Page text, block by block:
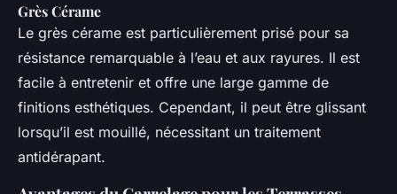
Grès Cérame
Le grès cérame est particulièrement prisé pour sa
résistance remarquable à l’eau et aux rayures. Il est
facile à entretenir et offre une large gamme de
finitions esthétiques. Cependant, il peut être glissant
lorsqu’il est mouillé, nécessitant un traitement
antidérapant.